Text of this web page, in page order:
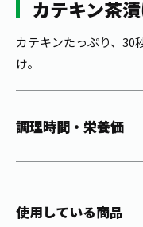
カテゴリーから探す
キーワードから探す
安全・安心への取組み
製品の原料産地
茶産地育成事業
ウェルネスフォーラム
食育・イベント
茶寮伊藤園
店舗検索
健康体
企業情報 GLOBAL
カテキン茶
カテキンたっぷり、30
け。
調理時間・栄養価
使用している商品